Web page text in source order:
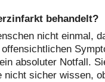
behandelt?
nicht einmal,
absoluter Notfall.
nicht sicher wissen,